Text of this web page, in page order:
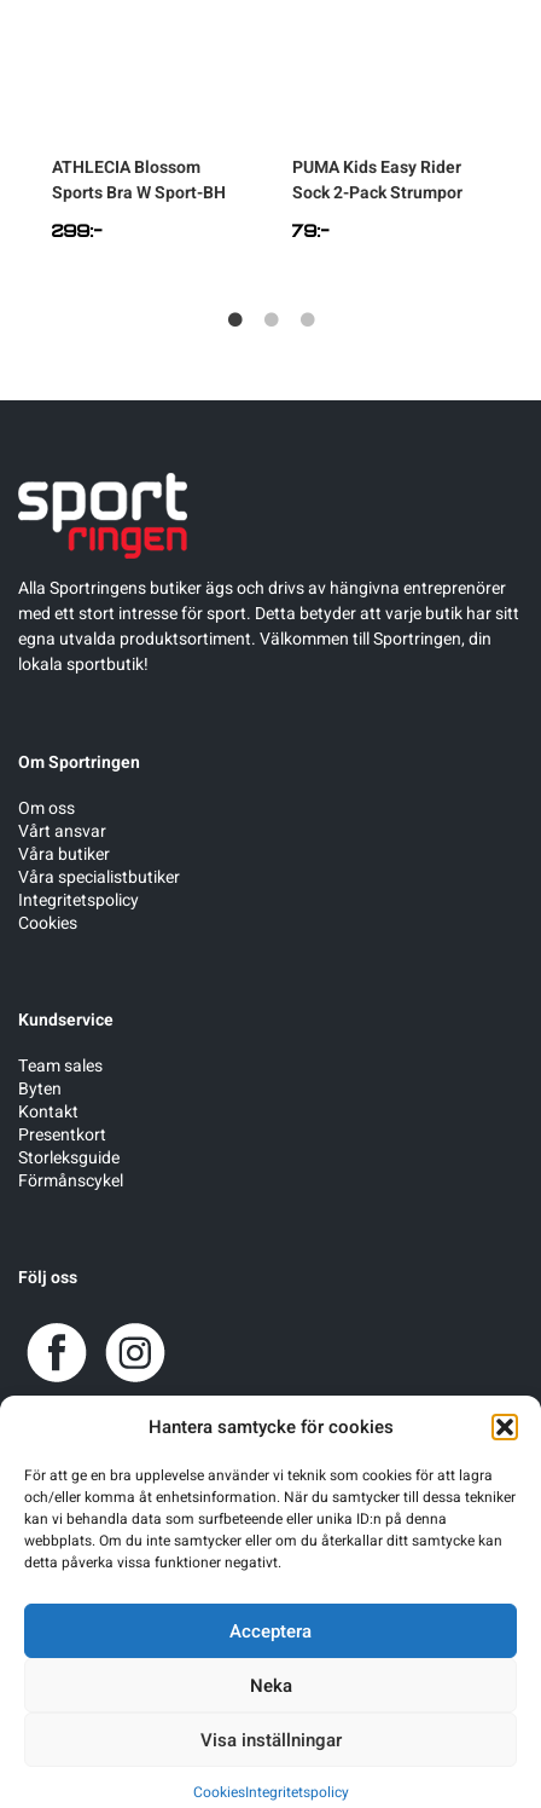
Hantera samtycke för cookies
För att ge en bra upplevelse använder vi teknik som cookies för att lagra
och/eller komma åt enhetsinformation. När du samtycker till dessa tekniker
kan vi behandla data som surfbeteende eller unika ID:n på denna
webbplats. Om du inte samtycker eller om du återkallar ditt samtycke kan
detta påverka vissa funktioner negativt.
Acceptera
Neka
Visa inställningar
CookiesIntegritetspolicy
ATHLECIABlossom
Sports Bra W Sport-BH
299:-
PUMAKids Easy Rider
Sock 2-Pack Strumpor
79:-
Alla Sportringens butiker ägs och drivs av hängivna entreprenörer
med ett stort intresse för sport. Detta betyder att varje butik har sitt
egna utvalda produktsortiment. Välkommen till Sportringen, din
lokala sportbutik!
Om Sportringen
Om oss
Vårt ansvar
Våra butiker
Våra specialistbutiker
Integritetspolicy
Cookies
Kundservice
Team sales
Byten
Kontakt
Presentkort
Storleksguide
Förmånscykel
Följ oss
: Undefined array key 0 in
/home/sgnsrusr/public_html/wp-